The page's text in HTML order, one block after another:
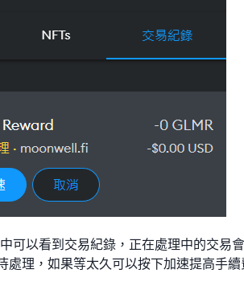
中可以看到交易紀錄，正在處理中的交易
處理，如果等太久可以按下加速提高手續